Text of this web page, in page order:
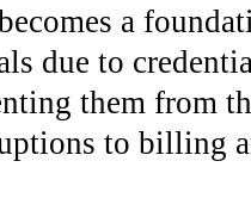
a
due to
them from
to billing